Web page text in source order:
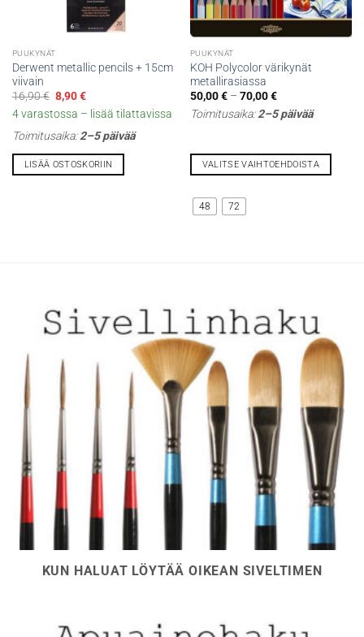
PUUKYNÄT
Derwent metallic pencils + 15cm
viivain
16,90€ Alkuperäinen
hinta
oli:
8,90€Nykyinen
on:
4 varastossa – lisää tilattavissa
Toimitusaika:2–5 päivää
LISÄÄ OSTOSKORIIN
PUUKYNÄT
KOH Polycolor värikynät
metallirasiassa
50,00€ – 70,00€Hintaluokka:
-
Toimitusaika:2–5 päivää
VALITSE VAIHTOEHDOISTA
tuotteella
on
tuotteen
sivulla.
48 72
KUN HALUAT LÖYTÄÄ OIKEAN SIVELTIMEN